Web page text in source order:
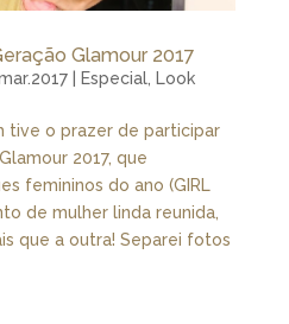
Glamour 2017
| Especial, Look
tive o prazer de participar
2017, que
femininos do ano (GIRL
de mulher linda reunida,
que a outra! Separei fotos